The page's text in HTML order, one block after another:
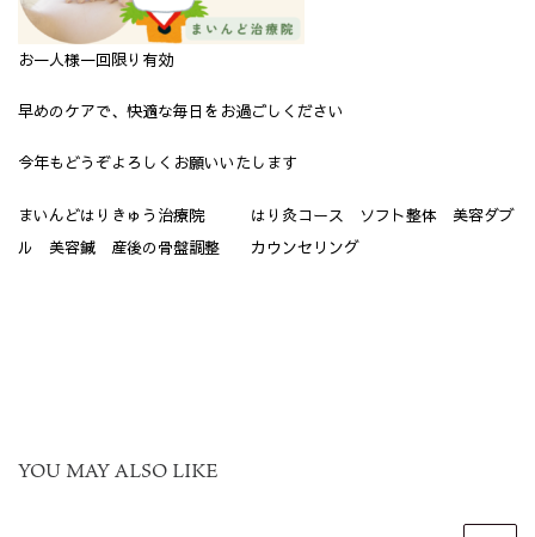
お一人様一回限り有効
早めのケアで、快適な毎日をお過ごしください
今年もどうぞよろしくお願いいたします
まいんどはりきゅう治療院 はり灸コース ソフト整体 美容ダブ
ル 美容鍼 産後の骨盤調整 カウンセリング
YOU MAY ALSO LIKE